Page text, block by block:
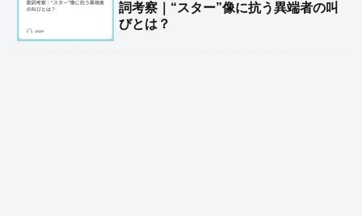
詞考察｜“スター”像に抗う異端者の叫
びとは？